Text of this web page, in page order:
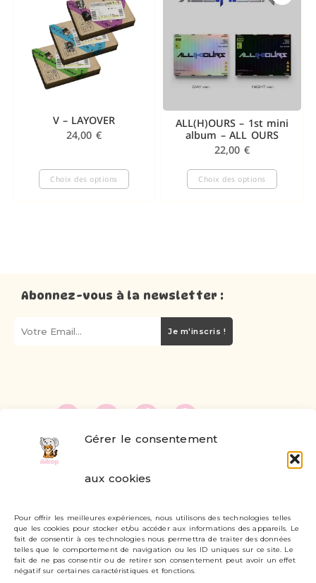
Gérer le consentement
aux cookies
Pour offrir les meilleures expériences, nous utilisons des technologies telles
que les cookies pour stocker et/ou accéder aux informations des appareils. Le
fait de consentir à ces technologies nous permettra de traiter des données
telles que le comportement de navigation ou les ID uniques sur ce site. Le
fait de ne pas consentir ou de retirer son consentement peut avoir un effet
négatif sur certaines caractéristiques et fonctions.
V – LAYOVER
24,00 €
Choix des options
ALL(H)OURS – 1st mini
album – ALL OURS
22,00 €
Choix des options
Abonnez-vous à la newsletter :
Je m'inscris !
Livraisons et retours
Mon compte